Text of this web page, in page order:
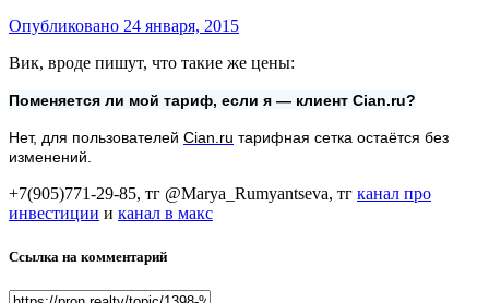
Опубликовано 24 января, 2015
Вик, вроде пишут, что такие же цены:
Поменяется ли мой тариф, если я — клиент Cian.ru?
Нет, для пользователей Cian.ru тарифная сетка остаётся без
изменений.
+7(905)771-29-85, тг @Marya_Rumyantseva, тг канал про
инвестиции и канал в макс
Ссылка на комментарий